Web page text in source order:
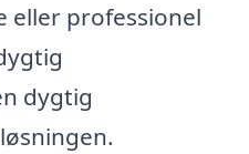
eller professionel
dygtig